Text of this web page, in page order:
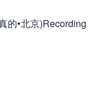
的•北京)Recording